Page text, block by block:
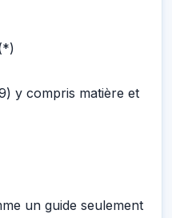
y compris matière et
un guide seulement